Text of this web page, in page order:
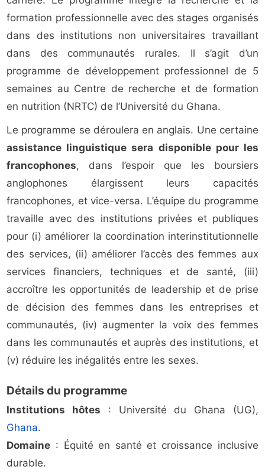
formation professionnelle avec des stages organisés
dans des institutions non universitaires travaillant
dans des communautés rurales. Il s’agit d’un
programme de développement professionnel de 5
semaines au Centre de recherche et de formation
en nutrition (NRTC) de l’Université du Ghana.
Le programme se déroulera en anglais. Une certaine
assistance linguistique sera disponible pour les
francophones, dans l’espoir que les boursiers
anglophones élargissent leurs capacités
francophones, et vice-versa. L’équipe du programme
travaille avec des institutions privées et publiques
pour (i) améliorer la coordination interinstitutionnelle
des services, (ii) améliorer l’accès des femmes aux
services financiers, techniques et de santé, (iii)
accroître les opportunités de leadership et de prise
de décision des femmes dans les entreprises et
communautés, (iv) augmenter la voix des femmes
dans les communautés et auprès des institutions, et
(v) réduire les inégalités entre les sexes.
Détails du programme
Institutions hôtes : Université du Ghana (UG),
Ghana.
Domaine : Équité en santé et croissance inclusive
durable.